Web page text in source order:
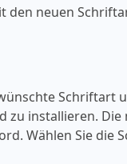
den neuen
Schriftart
zu installieren.
Wählen Sie die